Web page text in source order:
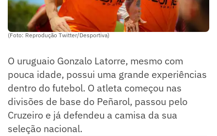
(Foto: Reprodução Twitter/Desportiva)
O uruguaio Gonzalo Latorre, mesmo com
pouca idade, possui uma grande experiências
dentro do futebol. O atleta começou nas
divisões de base do Peñarol, passou pelo
Cruzeiro e já defendeu a camisa da sua
seleção nacional.